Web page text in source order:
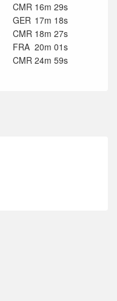
CMR 16m 29s
GER 17m 18s
CMR 18m 27s
FRA 20m 01s
CMR 24m 59s